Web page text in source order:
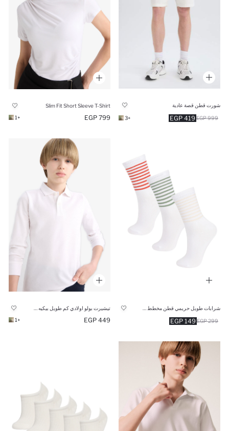
شورت قطن قصة عادية
419 EGP 999 EGP
+3
Slim Fit Short Sleeve T-Shirt
799 EGP
+1
149 EGP 299 EGP
449 EGP
+1